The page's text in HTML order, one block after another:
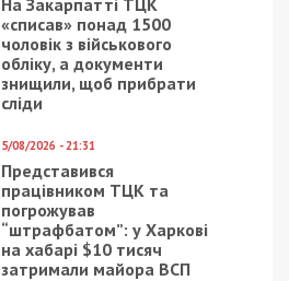
«списав» понад 1500
чоловік з військового
обліку, а документи
знищили, щоб прибрати
сліди
5/08/2026 - 21:31
Представився
працівником ТЦК та
погрожував
“штрафбатом”: у Харкові
на хабарі $10 тисяч
затримали майора ВСП